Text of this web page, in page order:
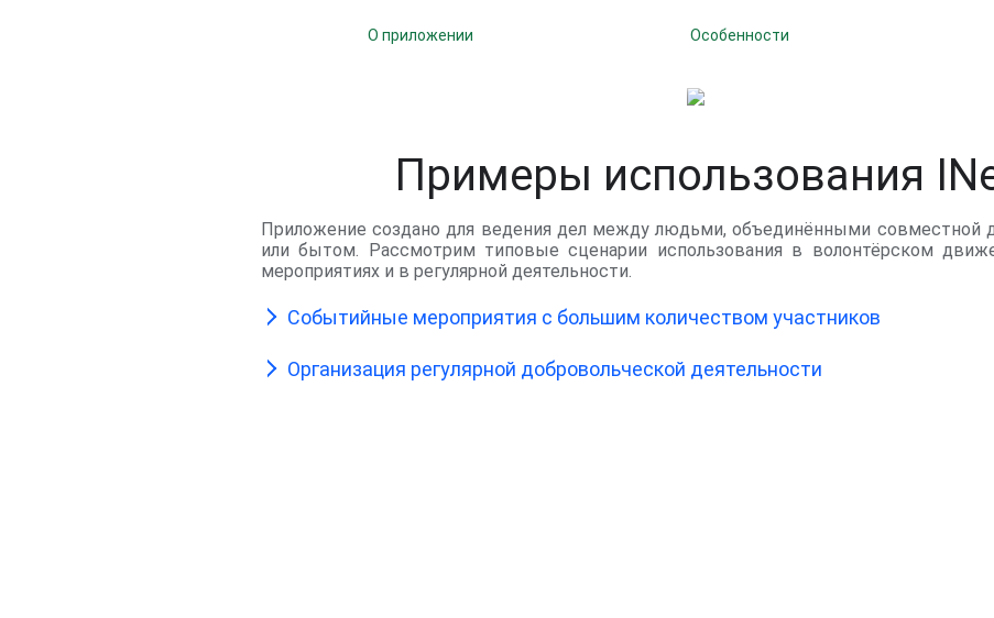
О приложении Особенности
Примеры использования
Приложение создано для ведения дел между людьми, объединёнными совместной
или бытом. Рассмотрим типовые сценарии использования в волонтёрском
мероприятиях и в регулярной деятельности.
Событийные мероприятия с большим количеством участников
Организация регулярной добровольческой деятельности